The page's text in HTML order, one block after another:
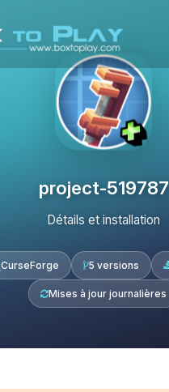
project-519787
Détails et installation
CurseForge 5 versions
Mises à jour journalières